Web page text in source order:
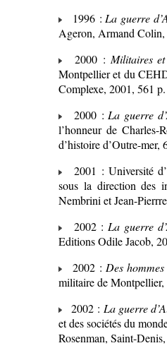
1996 : La guerre
Ageron, Armand
2000 : Militaires
Montpellier et du
Complexe, 2001, 561 p.
2000 : La guerre
l’honneur de
d’histoire d’Outre-mer,
2001 : Université
sous la direction des
Nembrini et Jean-
2002 : La guerre
Editions Odile Jacob,
2002 : Des
militaire de Montpellier,
2002 : La guerre
et des sociétés du
Rosenman, Saint-